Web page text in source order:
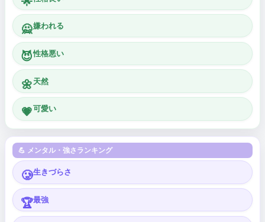
🙅嫌われる
😈性格悪い
🌼 天然
💗可愛い
💪 メンタル・強さランキング
🥲生きづらさ
🏆最強